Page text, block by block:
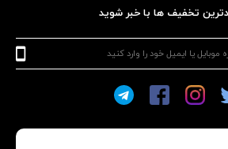
تخفیف ها با خبر شوید